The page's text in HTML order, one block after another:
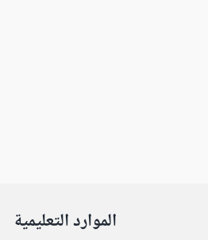
الموارد التعليمية